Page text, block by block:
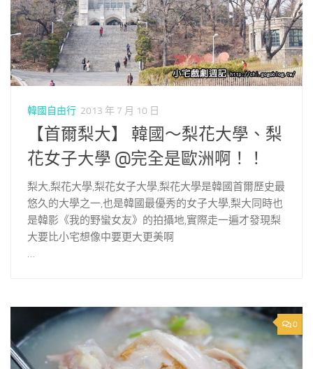
韓國自由行 2013 年 7 月 10 日
【首爾梨大】 韓國～梨花大學、梨
花女子大學 @完全是歐洲啊！！
梨大,梨花大學,梨花女子大學,梨花大學是韓國首爾歷史最
悠久的大學之一,也是韓國最優秀的女子大學,梨大同時也
是韓影《我的野蠻女友》的拍攝地,實際走一遍才發現梨
大要比小宅想像中要更大更美啊
…
0